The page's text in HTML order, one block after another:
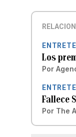
Los
Por
Fallece
Por The